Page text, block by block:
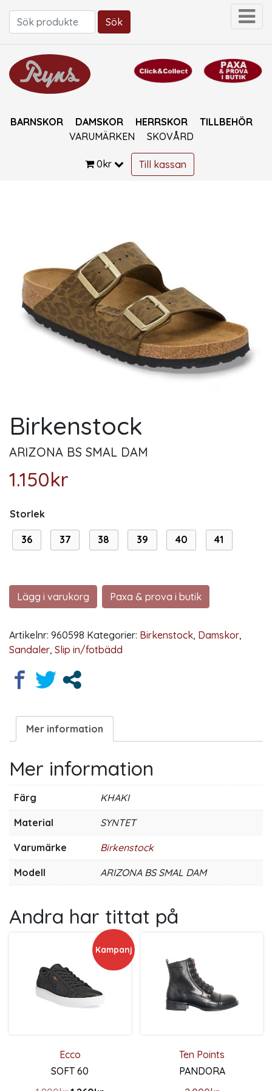
Sök efter:
Sök
BARNSKOR DAMSKOR HERRSKOR
TILLBEHÖR
VARUMÄRKEN
SKOVÅRD
0kr Till kassan
Birkenstock
ARIZONA BS SMAL DAM
1.150kr
Storlek
36 37 38 39 40 41
Lägg i varukorg Paxa & prova i butik
Artikelnr: 960598 Kategorier: Birkenstock, Damskor,
Sandaler, Slip in/fotbädd
Mer information
Mer information
Färg KHAKI
Material SYNTET
Varumärke Birkenstock
Modell ARIZONA BS SMAL DAM
Andra har tittat på
Kampanj
Ecco
SOFT 60
Ten Points
PANDORA